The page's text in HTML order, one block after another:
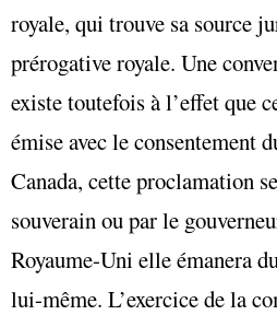
royale, qui trouve sa source
prérogative royale. Une
existe toutefois à l’effet que
émise avec le consentement
Canada, cette proclamation
souverain ou par le
Royaume-Uni elle émanera
lui-même. L’exercice de la